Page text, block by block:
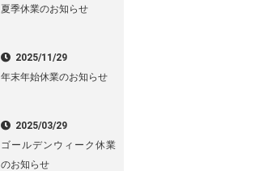
夏季休業のお知らせ
2025/11/29
年末年始休業のお知らせ
2025/03/29
ゴールデンウィーク休業
のお知らせ